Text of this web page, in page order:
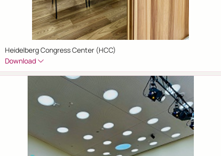
Heidelberg Congress Center (HCC)
Download